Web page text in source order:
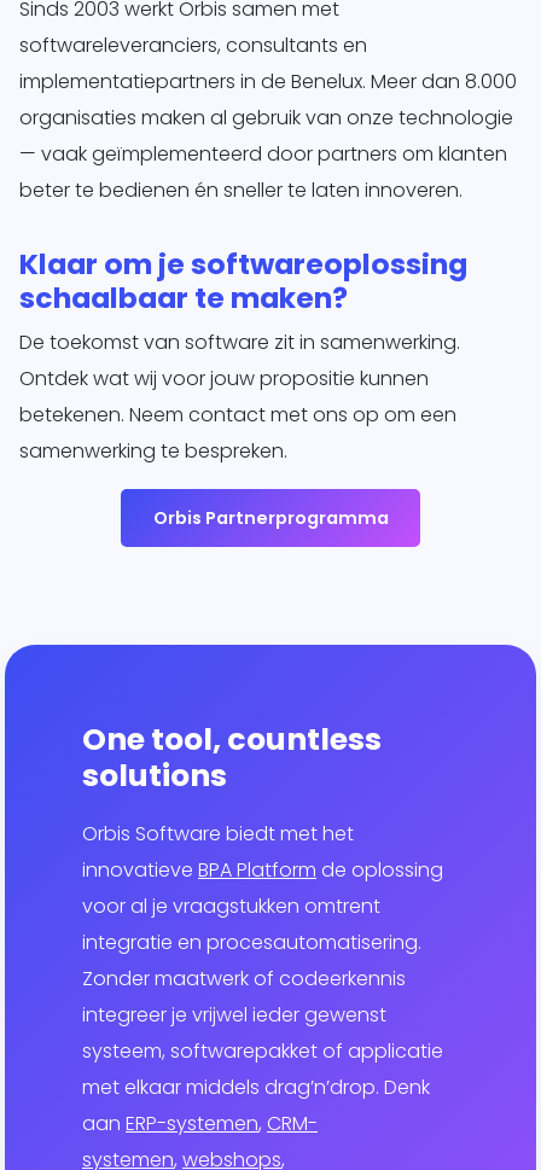
Sinds 2003 werkt Orbis samen met
softwareleveranciers, consultants en
implementatiepartners in de Benelux. Meer dan 8.000
organisaties maken al gebruik van onze technologie
— vaak geïmplementeerd door partners om klanten
beter te bedienen én sneller te laten innoveren.
Klaar om je softwareoplossing
schaalbaar te maken?
De toekomst van software zit in samenwerking.
Ontdek wat wij voor jouw propositie kunnen
betekenen. Neem contact met ons op om een
samenwerking te bespreken.
Orbis Partnerprogramma
One tool, countless
solutions
Orbis Software biedt met het
innovatieve BPA Platform de oplossing
voor al je vraagstukken omtrent
integratie en procesautomatisering.
Zonder maatwerk of codeerkennis
integreer je vrijwel ieder gewenst
systeem, softwarepakket of applicatie
met elkaar middels drag’n’drop. Denk
aan ERP-systemen, CRM-
systemen, webshops,